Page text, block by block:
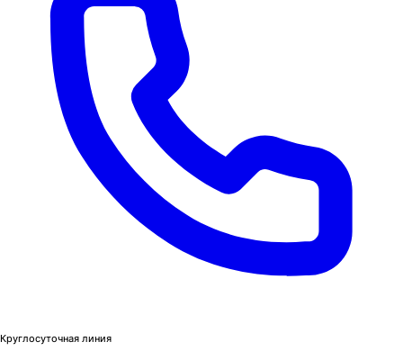
Круглосуточная линия